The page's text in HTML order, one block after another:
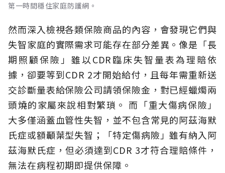
第一時間穩住家庭防護網。
然而深入檢視各類保險商品的內容，會發現它們與
失智家庭的實際需求可能存在部分差異。像是「長
期照顧保險」雖以CDR臨床失智量表為理賠依
據，卻要等到CDR 2才開始給付，且每年需重新送
交診斷量表給保險公司請領保險金，對已經蠟燭兩
頭燒的家屬來說相對繁瑣。 而「重大傷病保險」
大多僅涵蓋血管性失智，並不包含常見的阿茲海默
氏症或額顳葉型失智；「特定傷病險」雖有納入阿
茲海默氏症，但必須達到CDR 3才符合理賠條件，
無法在病程初期即提供保障。